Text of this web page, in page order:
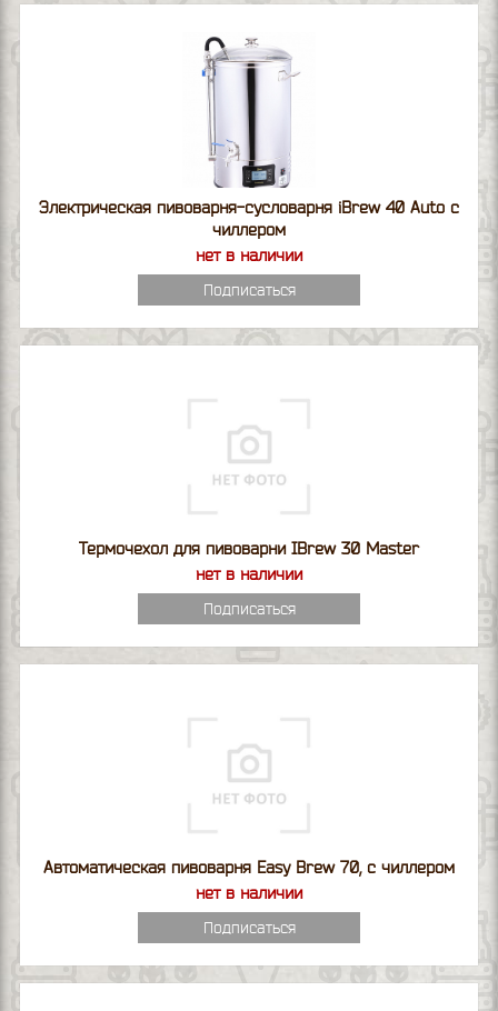
Электрическая пивоварня-сусловарня iBrew 40 Auto с
чиллером
нет в наличии
Подписаться
Термочехол для пивоварни IBrew 30 Master
нет в наличии
Подписаться
Автоматическая пивоварня Easy Brew 70, с чиллером
нет в наличии
Подписаться